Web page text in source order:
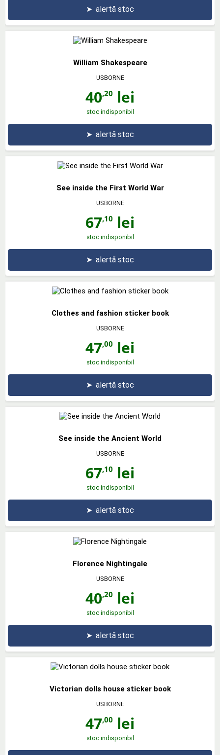
➤ alertă stoc
William Shakespeare
USBORNE
40,20 lei
stoc indisponibil
➤ alertă stoc
See inside the First World War
USBORNE
67,10 lei
stoc indisponibil
➤ alertă stoc
Clothes and fashion sticker book
USBORNE
47,00 lei
stoc indisponibil
➤ alertă stoc
See inside the Ancient World
USBORNE
67,10 lei
stoc indisponibil
➤ alertă stoc
Florence Nightingale
USBORNE
40,20 lei
stoc indisponibil
➤ alertă stoc
Victorian dolls house sticker book
USBORNE
47,00 lei
stoc indisponibil